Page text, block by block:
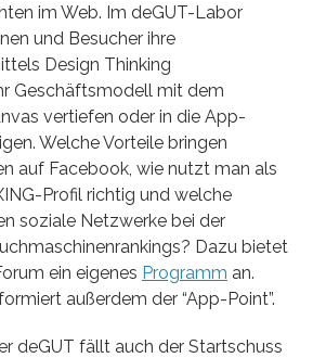
im Web. Im deGUT-Labor
und Besucher ihre
Design Thinking
Geschäftsmodell mit dem
vertiefen oder in die App-
Welche Vorteile bringen
auf Facebook, wie nutzt man als
Profil richtig und welche
soziale Netzwerke bei der
Dazu bietet
ein eigenes Programm an.
außerdem der “App-Point”.
deGUT fällt auch der Startschuss